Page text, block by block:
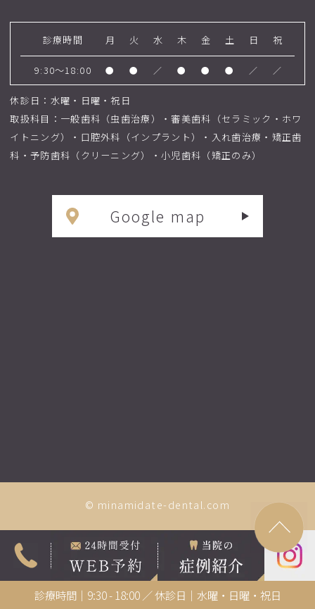
診療時間 月 火 水 木 金 土 日 祝
9:30～18:00 ● ● ／ ● ● ● ／ ／
休診日：水曜・日曜・祝日
取扱科目：一般歯科（虫歯治療）・審美歯科（セラミック・ホワ
イトニング）・口腔外科（インプラント）・入れ歯治療・矯正歯
科・予防歯科（クリーニング）・小児歯科（矯正のみ）
Google map
© minamidate-dental.com
診療時間｜9:30 - 18:00 ／ 休診日｜水曜・日曜・祝日